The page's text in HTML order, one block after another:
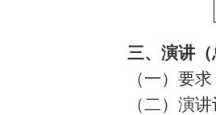
三、演讲（
（一）要
（二）演